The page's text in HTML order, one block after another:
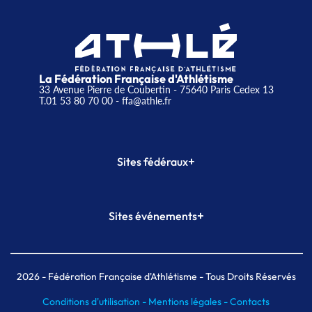
La Fédération Française d'Athlétisme
33 Avenue Pierre de Coubertin - 75640 Paris Cedex 13
T.01 53 80 70 00- ffa@athle.fr
Sites fédéraux+
Plateforme Formation
Sites événements+
Meeting de Paris indoor
MAIF Ekiden de Paris
2026- Fédération Française d'Athlétisme - Tous Droits Réservés
Conditions d'utilisation - Mentions légales -Contacts